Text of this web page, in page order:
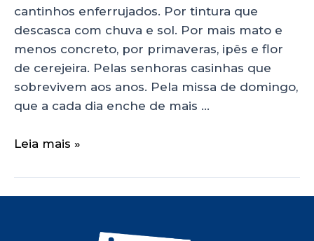
cantinhos enferrujados. Por tintura que
descasca com chuva e sol. Por mais mato e
menos concreto, por primaveras, ipês e flor
de cerejeira. Pelas senhoras casinhas que
sobrevivem aos anos. Pela missa de domingo,
que a cada dia enche de mais …
Leia mais »